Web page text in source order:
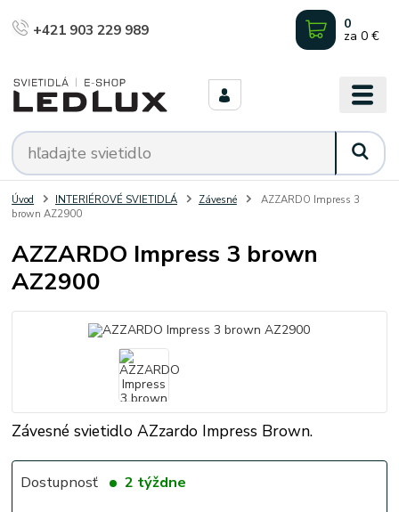
+421 903 229 989 0
za 0 €
Úvod INTERIÉROVÉ SVIETIDLÁ Závesné
AZZARDO Impress 3
brown AZ2900
AZZARDO Impress 3 brown
AZ2900
Závesné svietidlo AZzardo Impress Brown.
Dostupnosť 2 týždne